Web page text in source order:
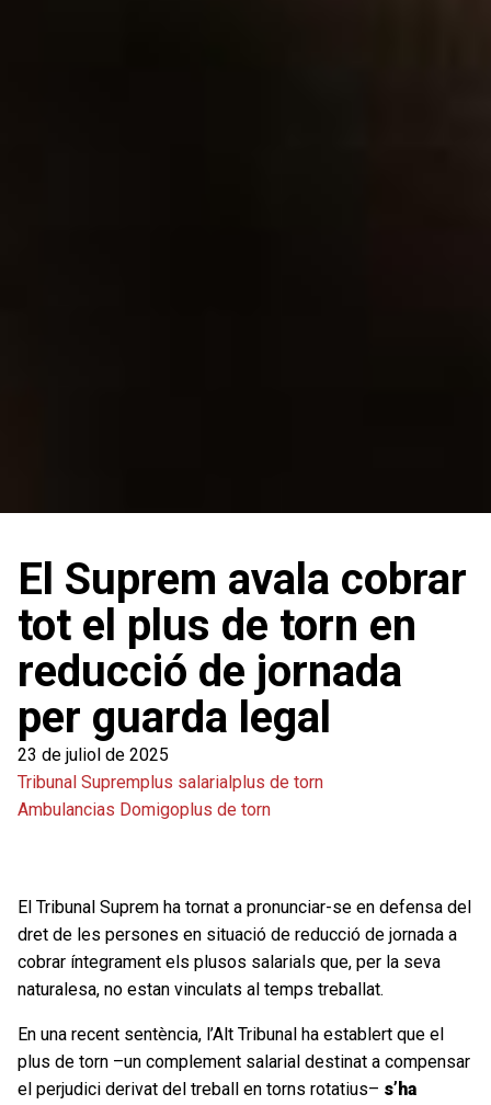
El Suprem avala cobrar
tot el plus de torn en
reducció de jornada
per guarda legal
23 de juliol de 2025
Tribunal Supremplus salarial plus de torn
Ambulancias Domigoplus de torn
El Tribunal Suprem ha tornat a pronunciar-se en defensa del
dret de les persones en situació de reducció de jornada a
cobrar íntegrament els plusos salarials que, per la seva
naturalesa, no estan vinculats al temps treballat.
En una recent sentència, l’Alt Tribunal ha establert que el
plus de torn –un complement salarial destinat a compensar
el perjudici derivat del treball en torns rotatius– s’ha